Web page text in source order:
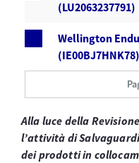
(LU2063237791)
Wellington
(IE00BJ7HNK78)
Alla luce della
l’attività di
dei prodotti in